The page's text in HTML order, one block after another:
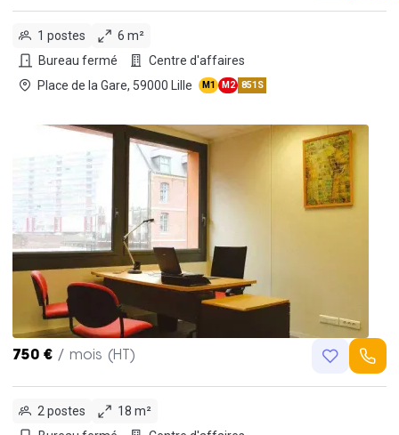
1 postes
6 m²
Bureau fermé
Centre d'affaires
Place de la Gare, 59000 Lille
M1 M2 851S
750 € / mois (HT)
2 postes
18 m²